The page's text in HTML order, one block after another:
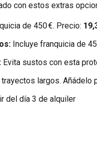
con estos extras
de 450 €. Precio:
Incluye franquicia de
Evita sustos con esta
largos. Añádelo
del día 3 de alquiler